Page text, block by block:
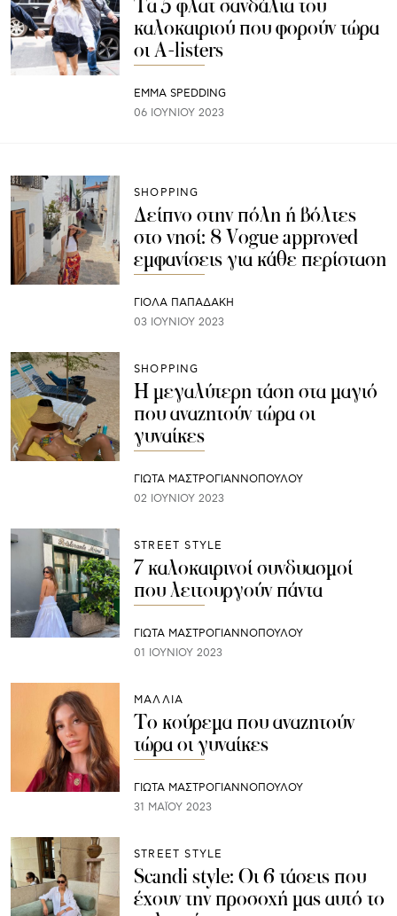
Τα 5 φλατ σανδάλια του
καλοκαιριού που φορούν τώρα
οι A-listers
EMMA SPEDDING
06 ΙΟΥΝΊΟΥ 2023
SHOPPING
Δείπνο στην πόλη ή βόλτες
στο νησί: 8 Vogue approved
εμφανίσεις για κάθε περίσταση
ΓΙΌΛΑ ΠΑΠΑΔΆΚΗ
03 ΙΟΥΝΊΟΥ 2023
SHOPPING
Η μεγαλύτερη τάση στα μαγιό
που αναζητούν τώρα οι
γυναίκες
ΓΙΩΤΑ ΜΑΣΤΡΟΓΙΑΝΝΟΠΟΥΛΟΥ
02 ΙΟΥΝΊΟΥ 2023
STREET STYLE
7 καλοκαιρινοί συνδυασμοί
που λειτουργούν πάντα
ΓΙΩΤΑ ΜΑΣΤΡΟΓΙΑΝΝΟΠΟΥΛΟΥ
01 ΙΟΥΝΊΟΥ 2023
ΜΑΛΛΙΑ
Το κούρεμα που αναζητούν
τώρα οι γυναίκες
ΓΙΩΤΑ ΜΑΣΤΡΟΓΙΑΝΝΟΠΟΥΛΟΥ
31 ΜΑΪ́ΟΥ 2023
STREET STYLE
Scandi style: Οι 6 τάσεις που
έχουν την προσοχή μας αυτό το